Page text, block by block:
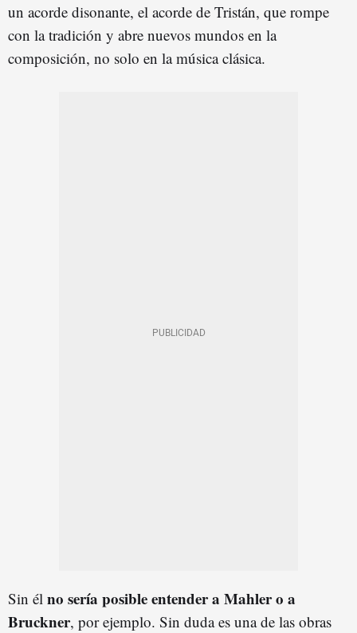
un acorde disonante, el acorde de Tristán, que rompe
con la tradición y abre nuevos mundos en la
composición, no solo en la música clásica.
Sin él no sería posible entender a Mahler o a
Bruckner, por ejemplo. Sin duda es una de las obras